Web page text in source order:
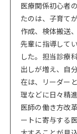
医療関係初心者
たのは、子育て
作成、検体搬送
先輩に指導して
した。担当診療
出しが増え、自
在は、リーダー
理などに日々精
医師の働き方改
ートに寄与する